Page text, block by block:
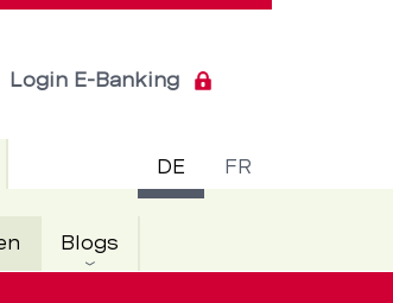
DE FR
Login E-Banking
AktivBlogs